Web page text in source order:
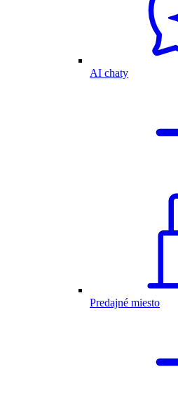
AI chaty
Predajné miesto